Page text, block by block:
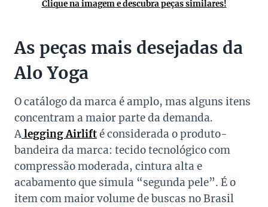
Clique na imagem e descubra peças similares!
As peças mais desejadas da
Alo Yoga
O catálogo da marca é amplo, mas alguns itens
concentram a maior parte da demanda.
Alegging Airlifté considerada o produto-
bandeira da marca: tecido tecnológico com
compressão moderada, cintura alta e
acabamento que simula “segunda pele”. É o
item com maior volume de buscas no Brasil